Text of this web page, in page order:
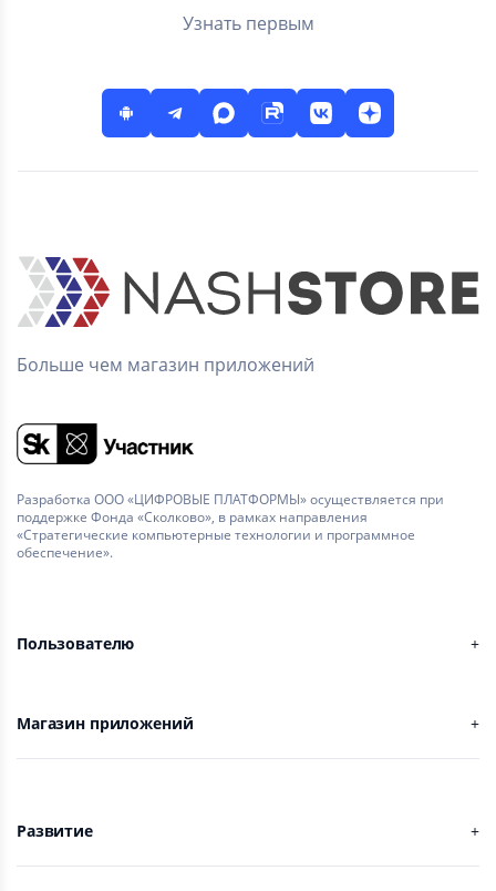
Узнать первым
Больше чем магазин приложений
Разработка ООО «ЦИФРОВЫЕ ПЛАТФОРМЫ» осуществляется при
поддержке Фонда «Сколково», в рамках направления
«Стратегические компьютерные технологии и программное
обеспечение».
Пользователю
Магазин приложений
Развитие